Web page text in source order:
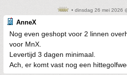
• dinsdag 26 mei 2026
AnneX
Nog even geshopt voor 2 linnen
voor MnX.
Levertijd 3 dagen minimaal.
Ach, er komt vast nog een